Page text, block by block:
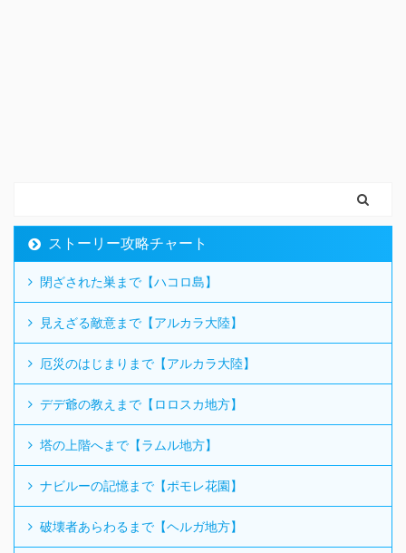
ストーリー攻略チャート
閉ざされた巣まで【ハコロ島】
見えざる敵意まで【アルカラ大陸】
厄災のはじまりまで【アルカラ大陸】
デデ爺の教えまで【ロロスカ地方】
塔の上階へまで【ラムル地方】
ナビルーの記憶まで【ポモレ花園】
破壊者あらわるまで【ヘルガ地方】